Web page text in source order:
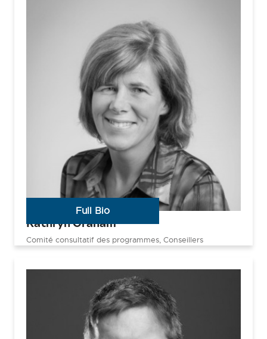
Kathryn Graham
Comité consultatif des programmes, Conseillers
Full Bio